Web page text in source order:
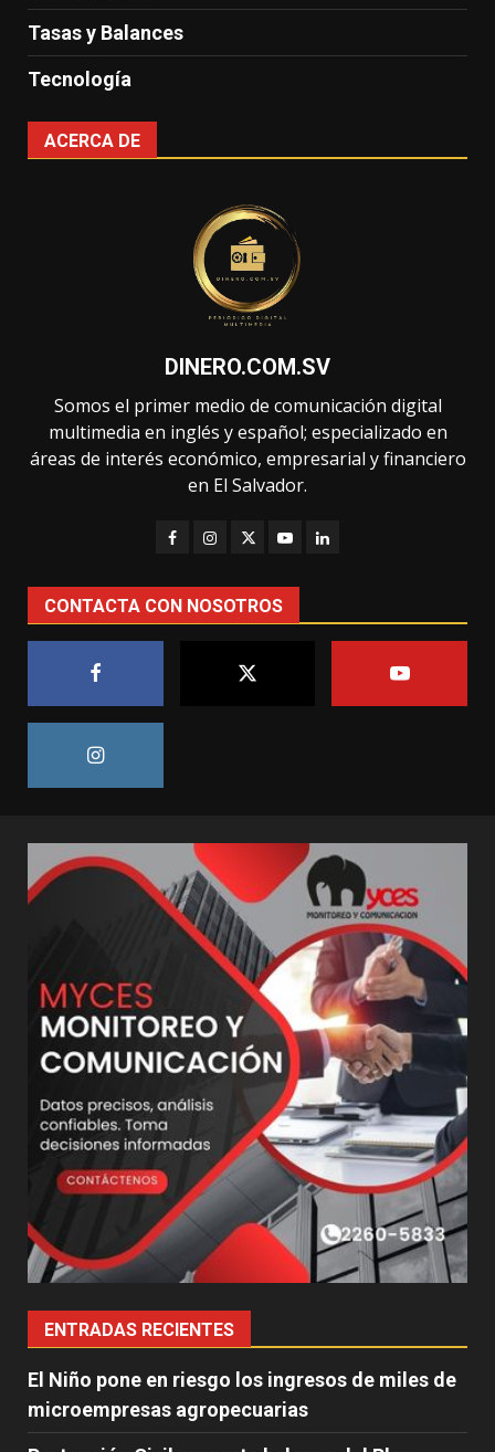
Tasas y Balances
Tecnología
ACERCA DE
DINERO.COM.SV
Somos el primer medio de comunicación digital
multimedia en inglés y español; especializado en
áreas de interés económico, empresarial y financiero
en El Salvador.
CONTACTA CON NOSOTROS
ENTRADAS RECIENTES
El Niño pone en riesgo los ingresos de miles de
microempresas agropecuarias